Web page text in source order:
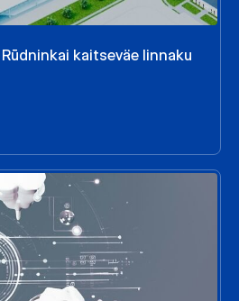
kaitseväe linnaku